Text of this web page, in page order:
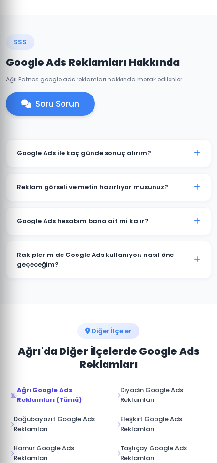
SSS
Google Ads Reklamları Hakkında
Ağrı Patnos google ads reklamları hakkında merak edilenler.
Soru Sorun
Google Ads ile kaç günde sonuç alırım?
kampanyası genellikle 7-14 gün içinde anlamlı trafik
Reklam görseli ve metin hazırlıyor musunuz?
görsel tasarımlar ve video reklamlar dahil tüm kreatif
Google Ads hesabım bana ait mi kalır?
müşterimize aittir. Ajans erişimi yönetici (admin)
seviyesinde değil, reklam yöneticisi seviyesinde
Rakiplerim de Google Ads kullanıyor; nasıl öne
geçeceğim?
yöneterek üstünlük sağlıyoruz.
Diğer İlçeler
Ağrı'da Diğer İlçelerde Google Ads
Reklamları
Ağrı Google Ads
Reklamları (Tümü)
Diyadin Google Ads
Reklamları
Doğubayazıt Google Ads
Reklamları
Eleşkirt Google Ads
Reklamları
Hamur Google Ads
Reklamları
Taşlıçay Google Ads
Reklamları